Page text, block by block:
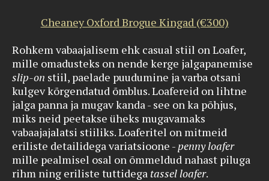
Cheaney Oxford Brogue Kingad (€300)
Rohkem vabaajalisem ehk casual stiil on Loafer,
mille omadusteks on nende kerge jalgapanemise
slip-on stiil, paelade puudumine ja varba otsani
kulgev kõrgendatud õmblus. Loafereid on lihtne
jalga panna ja mugav kanda - see on ka põhjus,
miks neid peetakse üheks mugavamaks
vabaajajalatsi stiiliks. Loaferitel on mitmeid
eriliste detailidega variatsioone - penny loafer
mille pealmisel osal on õmmeldud nahast piluga
rihm ning eriliste tuttidega tassel loafer.